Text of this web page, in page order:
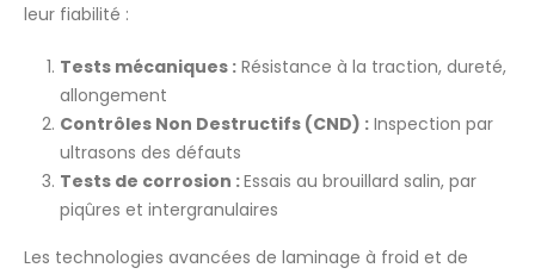
leur fiabilité :
Tests mécaniques :Résistance à la traction, dureté,
allongement
Contrôles Non Destructifs (CND) :Inspection par
ultrasons des défauts
Tests de corrosion :Essais au brouillard salin, par
piqûres et intergranulaires
Les technologies avancées de laminage à froid et de